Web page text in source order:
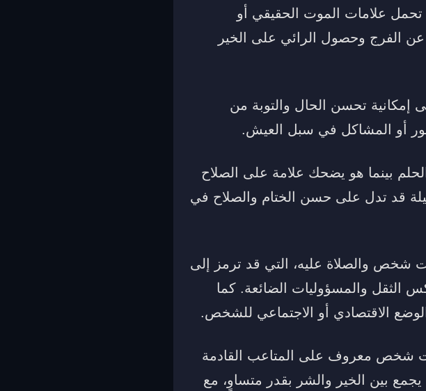
تحمل علامات الموت الحقيقي أو
الفرج وحصول الرائي على الخير
إمكانية تحسن الحال والتوبة من
أو المشاكل في سبل العيش.
بينما هو يضحك علامة على الصلاح
قد تدل على حسن الختام والصلاح في
شخص والصلاة عليه، التي قد ترمز إلى
الثقل والمسؤوليات الضائعة. كما
الاقتصادي أو الاجتماعي للشخص.
شخص معروف على المتاعب القادمة
يجمع بين الخير والشر بقدر متساوٍ، مع